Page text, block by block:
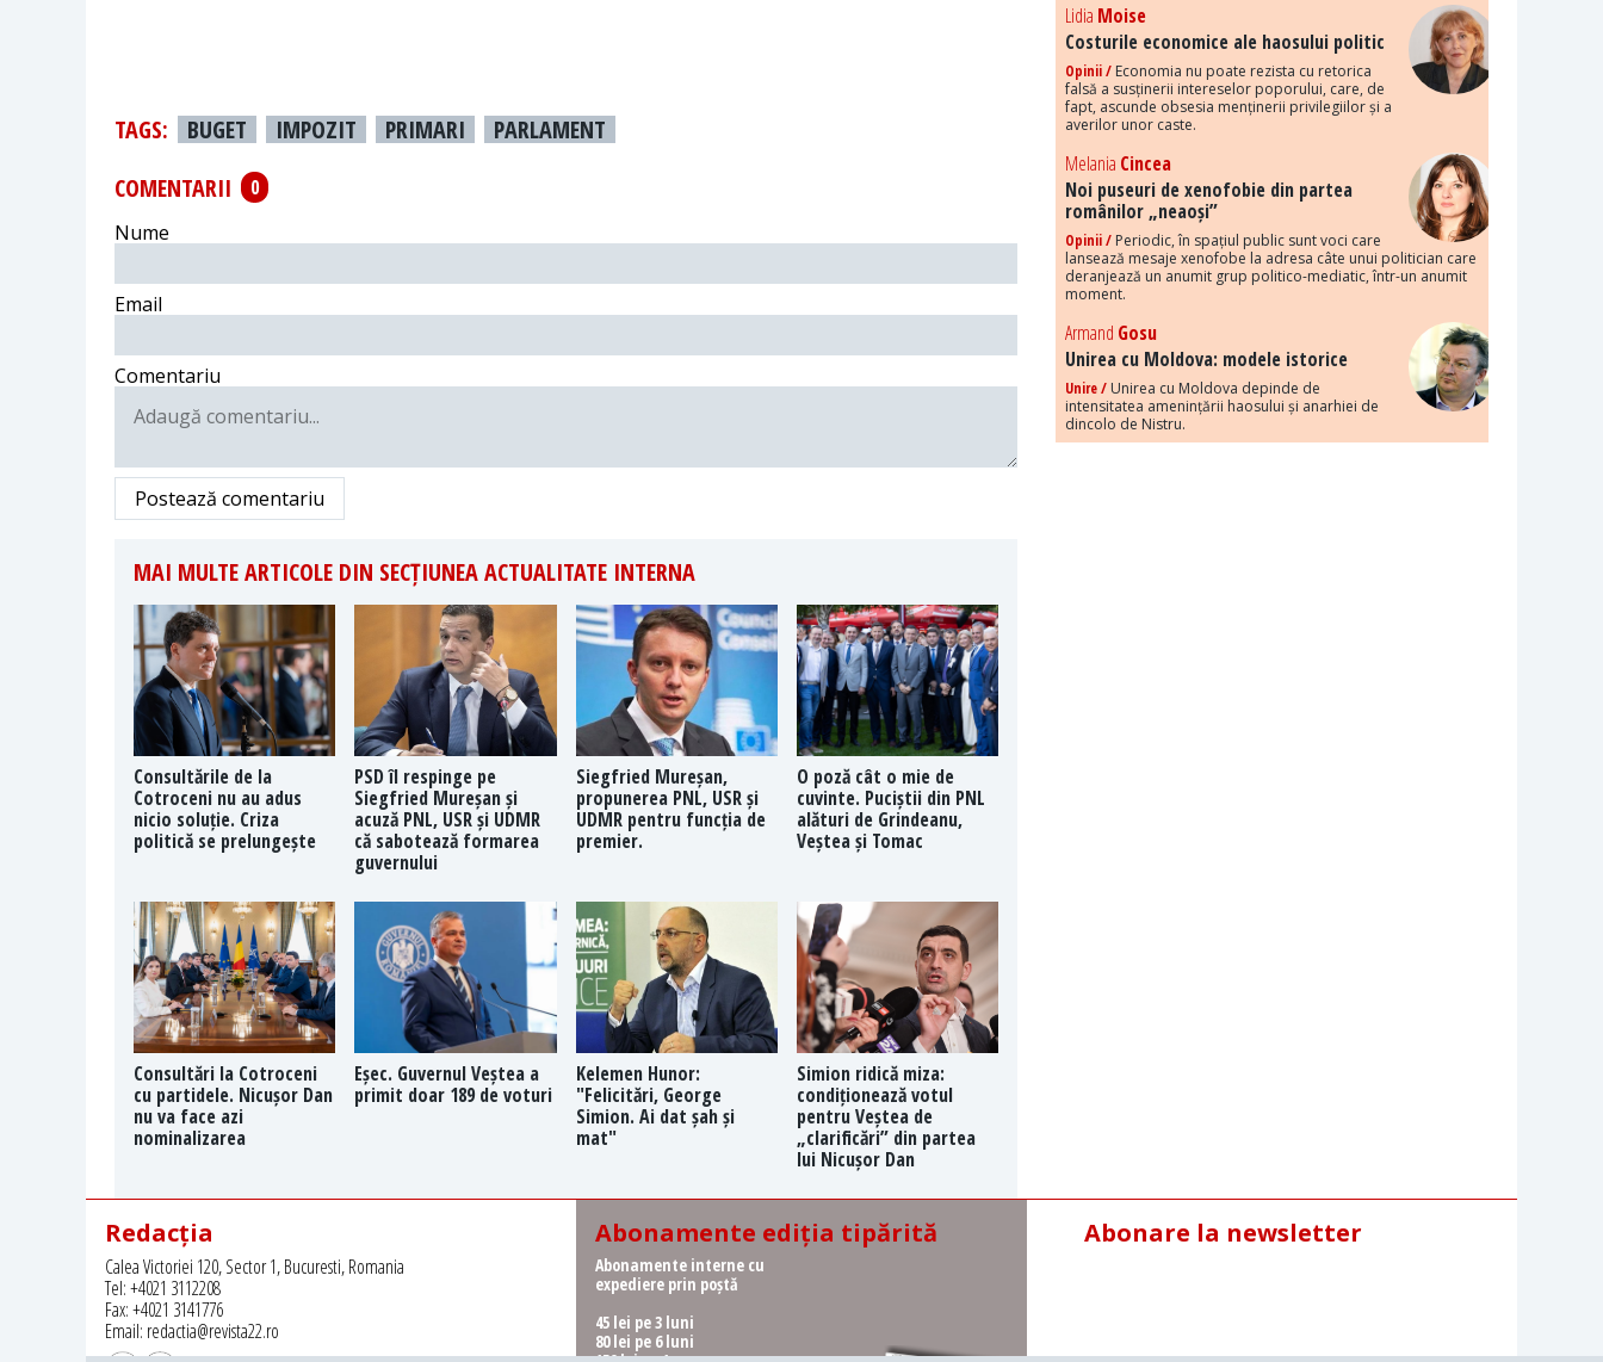
TAGS: BUGET IMPOZIT PRIMARI
PARLAMENT
COMENTARII
0
Nume
Email
Comentariu
Postează comentariu
MAI MULTE ARTICOLE DIN SECȚIUNEA ACTUALITATE INTERNA
Consultările de la
Cotroceni nu au adus
nicio soluție. Criza
politică se prelungește
PSD îl respinge pe
Siegfried Mureșan și
acuză PNL, USR și UDMR
că sabotează formarea
guvernului
Siegfried Mureșan,
propunerea PNL, USR și
UDMR pentru funcția de
premier.
O poză cât o mie de
cuvinte. Puciștii din PNL
alături de Grindeanu,
Veștea și Tomac
Consultări la Cotroceni
cu partidele. Nicușor Dan
nu va face azi
nominalizarea
Eșec. Guvernul Veștea a
primit doar 189 de voturi
Kelemen Hunor:
"Felicitări, George
Simion. Ai dat șah și
mat"
Simion ridică miza:
condiționează votul
pentru Veștea de
„clarificări” din partea
lui Nicușor Dan
Lidia Moise
Costurile economice ale haosului politic
Opinii / Economia nu poate rezista cu retorica
falsă a susținerii intereselor poporului, care, de
fapt, ascunde obsesia menținerii privilegiilor și a
averilor unor caste.
Melania Cincea
Noi puseuri de xenofobie din partea
românilor „neaoși”
Opinii / Periodic, în spațiul public sunt voci care
lansează mesaje xenofobe la adresa câte unui politician care
deranjează un anumit grup politico-mediatic, într-un anumit
moment.
Armand Gosu
Unirea cu Moldova: modele istorice
Unire / Unirea cu Moldova depinde de
intensitatea amenințării haosului și anarhiei de
dincolo de Nistru.
Redacția
Calea Victoriei 120, Sector 1, Bucuresti, Romania
Tel: +4021 3112208
Fax: +4021 3141776
Email: redactia@revista22.ro
Abonamente ediția tipărită
Abonamente interne cu
expediere prin poștă
45 lei pe 3 luni
80 lei pe 6 luni
Abonare la newsletter